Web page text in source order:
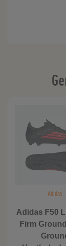
Adidas
Adidas F50
Firm